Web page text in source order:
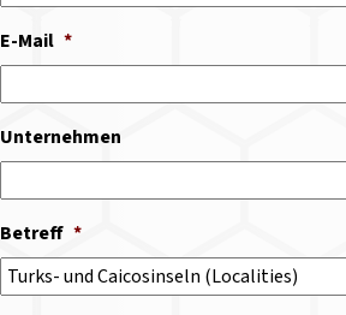
E-Mail *
Unternehmen
Betreff *